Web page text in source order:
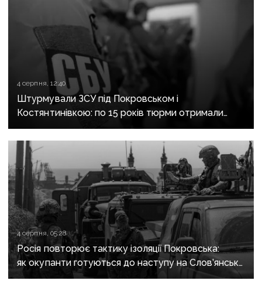
4 серпня, 12:40
Штурмували ЗСУ під Покровськом і
Костянтинівкою: по 15 років тюрми отримали
десятеро бойовиків, які воювали на боці рф
4 серпня, 05:28
Росія повторює тактику ізоляції Покровська:
як окупанти готуються до наступу на Слов’янськ і
Краматорськ